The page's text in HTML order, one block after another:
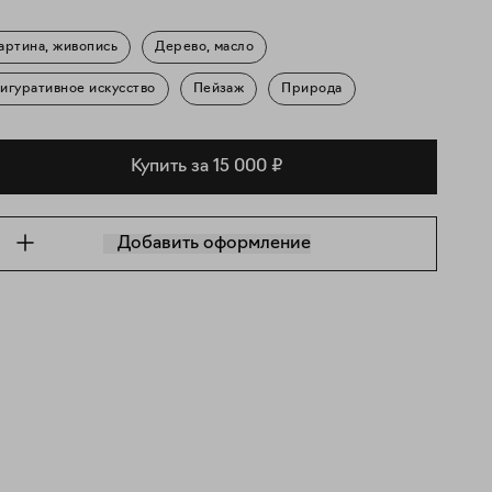
живопись Дерево, масло
искусство Пейзаж Природа
Купить за 15 000 ₽
Добавить оформление